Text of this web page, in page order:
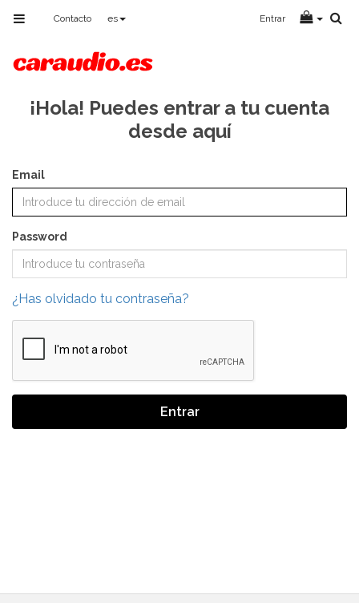
Toggle
navigation
Contacto es Entrar
¡Hola! Puedes entrar a tu cuenta
desde aquí
Email
Password
¿Has olvidado tu contraseña?
Entrar